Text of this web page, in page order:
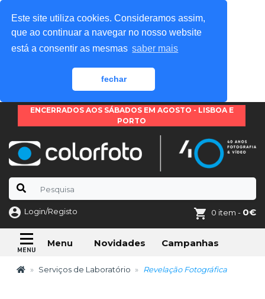
Este site utiliza cookies. Consideramos assim,
que ao continuar a navegar no nosso website
está a consentir as mesmas saber mais
fechar
ENCERRADOS AOS SÁBADOS EM AGOSTO - LISBOA E
PORTO
Login/Registo 0 item - 0€
Menu Novidades Campanhas
Serviços de Laboratório Revelação Fotográfica